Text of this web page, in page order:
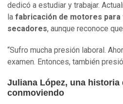
dedicó a estudiar y trabajar.
la fabricación de motores
secadores, aunque reconoce
“Sufro mucha presión laboral.
examen. Entonces, también
Juliana López, una historia
conmoviendo